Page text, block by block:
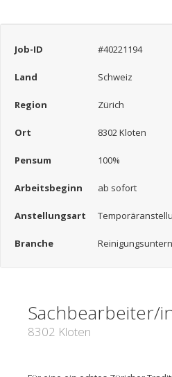
Job-ID #40221194
Land Schweiz
Region Zürich
Ort 8302 Kloten
Pensum 100%
Arbeitsbeginn ab sofort
Anstellungsart
Branche
Sachbearbeiter/
8302 Kloten